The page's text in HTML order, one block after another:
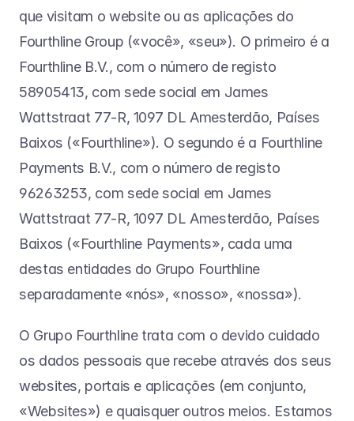
que visitam o website ou as aplicações do
Fourthline Group («você», «seu»). O primeiro é a
Fourthline B.V., com o número de registo
58905413, com sede social em James
Wattstraat 77-R, 1097 DL Amesterdão, Países
Baixos («Fourthline»). O segundo é a Fourthline
Payments B.V., com o número de registo
96263253, com sede social em James
Wattstraat 77-R, 1097 DL Amesterdão, Países
Baixos («Fourthline Payments», cada uma
destas entidades do Grupo Fourthline
separadamente «nós», «nosso», «nossa»).
O Grupo Fourthline trata com o devido cuidado
os dados pessoais que recebe através dos seus
websites, portais e aplicações (em conjunto,
«Websites») e quaisquer outros meios. Estamos